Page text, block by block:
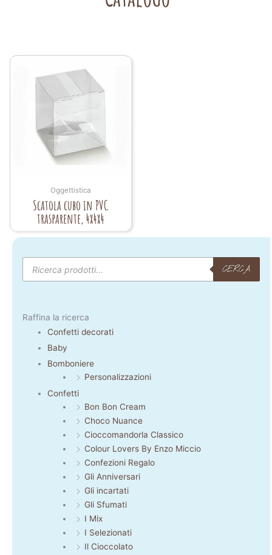
Oggettistica
Scatola cubo in PVC
trasparente, 4x4x4
Products
search
CERCA
Raffina la ricerca
Confetti decorati
Baby
Bomboniere
Personalizzazioni
Confetti
Bon Bon Cream
Choco Nuance
Cioccomandorla Classico
Colour Lovers By Enzo Miccio
Confezioni Regalo
Gli Anniversari
Gli incartati
Gli Sfumati
I Mix
I Selezionati
Il Cioccolato